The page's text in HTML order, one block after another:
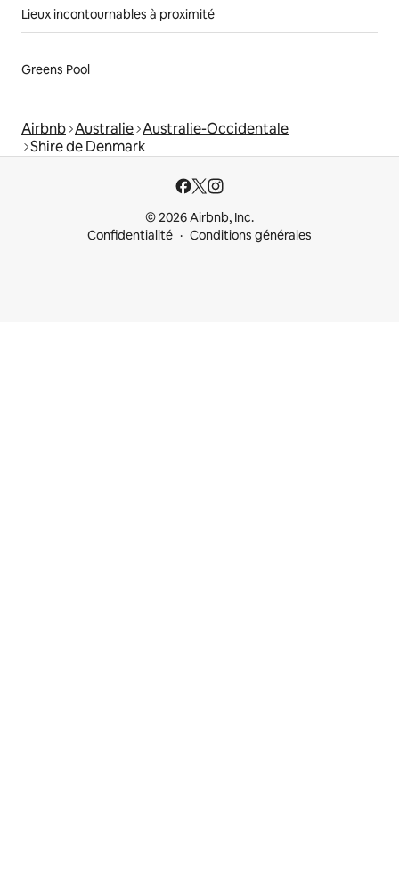
Lieux incontournables à proximité
Greens Pool
Airbnb Australie Australie-Occidentale
Shire de Denmark
© 2026 Airbnb, Inc.
Confidentialité
Conditions générales